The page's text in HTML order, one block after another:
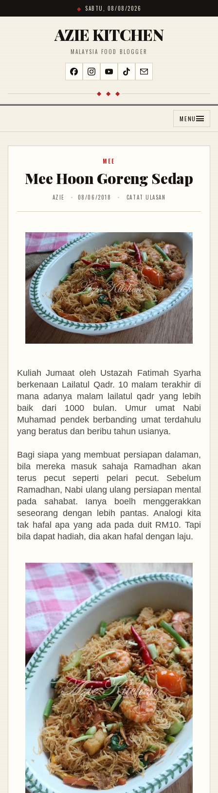
SABTU, 08/08/2026
AZIE KITCHEN
MALAYSIA FOOD BLOGGER
◆ ◆ ◆
MENU
MEE
Mee Hoon Goreng Sedap
AZIE 08/06/2018 CATAT ULASAN
Kuliah Jumaat oleh Ustazah Fatimah Syarha
berkenaan Lailatul Qadr. 10 malam terakhir di
mana adanya malam lailatul qadr yang lebih
baik dari 1000 bulan. Umur umat Nabi
Muhamad pendek berbanding umat terdahulu
yang beratus dan beribu tahun usianya.
Bagi siapa yang membuat persiapan dalaman,
bila mereka masuk sahaja Ramadhan akan
terus pecut seperti pelari pecut. Sebelum
Ramadhan, Nabi ulang ulang persiapan mental
pada sahabat. Ianya boelh menggerakkan
seseorang dengan lebih pantas. Analogi kita
tak hafal apa yang ada pada duit RM10. Tapi
bila dapat hadiah, dia akan hafal dengan laju.